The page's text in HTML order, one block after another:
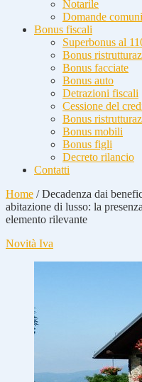
Notarile
Domande comuni
Bonus fiscali
Superbonus al
Bonus
Bonus facciate
Bonus auto
Detrazioni fiscali
Cessione del
Bonus
Bonus mobili
Bonus figli
Decreto rilancio
Contatti
Home /Decadenza dai
abitazione di lusso: la
elemento rilevante
Novità Iva